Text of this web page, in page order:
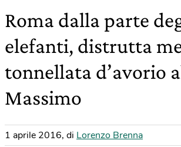
Roma dalla parte
elefanti, distrutta
tonnellata d’avorio
Massimo
1 aprile 2016, di Lorenzo Brenna